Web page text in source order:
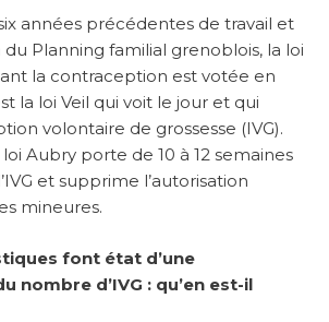
années précédentes de travail et
du Planning familial grenoblois, la loi
la contraception est votée en
la loi Veil qui voit le jour et qui
volontaire de grossesse (IVG).
loi Aubry porte de 10 à 12 semaines
et supprime l’autorisation
mineures.
font état d’une
nombre d’IVG : qu’en est-il